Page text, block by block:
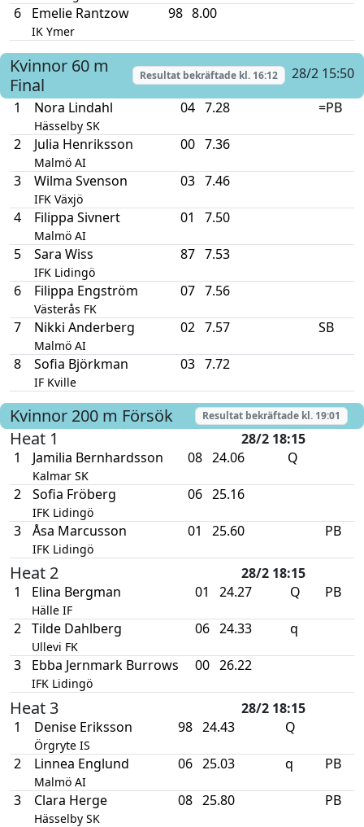
6 Emelie Rantzow
IK Ymer
98 8.00
Kvinnor 60 m
Final
Resultat bekräftade kl. 16:12
28/2 15:50
1
Nora Lindahl
Hässelby SK
04 7.28 =PB
2 Julia Henriksson
Malmö AI
00 7.36
3 Wilma Svenson
IFK Växjö
03 7.46
4 Filippa Sivnert
Malmö AI
01 7.50
5 Sara Wiss
IFK Lidingö
87 7.53
6 Filippa Engström
Västerås FK
07 7.56
7 Nikki Anderberg
Malmö AI
02 7.57 SB
8 Sofia Björkman
IF Kville
03 7.72
Kvinnor 200 m Försök Resultat bekräftade kl. 19:01
Heat 1
28/2 18:15
1
Jamilia Bernhardsson
Kalmar SK
08 24.06 Q
2 Sofia Fröberg
IFK Lidingö
06 25.16
3 Åsa Marcusson
IFK Lidingö
01 25.60 PB
Heat 2
28/2 18:15
1
Elina Bergman
Hälle IF
01 24.27 Q PB
2 Tilde Dahlberg
Ullevi FK
06 24.33 q
3 Ebba Jernmark Burrows
IFK Lidingö
00 26.22
Heat 3
28/2 18:15
1
Denise Eriksson
Örgryte IS
98 24.43 Q
2 Linnea Englund
Malmö AI
06 25.03 q PB
3 Clara Herge
Hässelby SK
08 25.80 PB